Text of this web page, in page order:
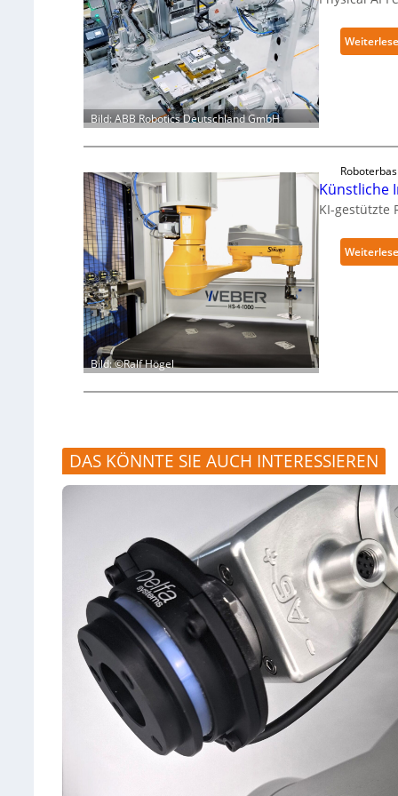
Bild: ABB Robotics Deutschland GmbH
Bild: ©Ralf Högel
Künstliche
KI-gestützte
DAS KÖNNTE SIE AUCH INTERESSIEREN